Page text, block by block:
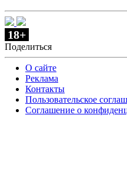
18+
Поделиться
О сайте
Реклама
Контакты
Пользовательское
Соглашение о